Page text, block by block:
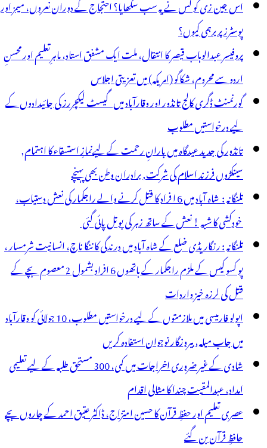
اس جین زی کو کس نے یہ سب سکھایا؟ احتجاج کے دوران نعروں، میمز اور
پوسٹرز پر برہمی کیوں؟
پروفیسر عبدالوہاب قیصر کا انتقال، ملت ایک مشفق استاد، ماہرِتعلیم اور محسنِ
اردو سے محروم، شکاگو (امریکہ) میں تعزیتی اجلاس
گورنمنٹ ڈگری کالج تانڈور اور وقارآباد میں گیسٹ لیکچررز کی جائیدادوں کے
لیے درخواستیں مطلوب
تانڈور کی جدید عیدگاہ میں بارانِ رحمت کے لیےنمازِ استسقاء کا اہتمام,
سینکڑوں فرزند اسلام کی شرکت, برادران وطن بھی پہنچے
تلنگانہ : شاہ آباد میں 6 ا فراد کا قتل کرنے والے راجکمار کی نعش دستیاب،
خودکشی کا شبہ ! نعش کے ساتھ زہر کی بوتل پائی گئی
تلنگانہ : رنگاریڈی ضلع کے شاہ آباد میں درندگی کا ننگا ناچ، انسانیت شرمسار ،
پو کسو کیس کے ملزم راجکمار کے ہاتھوں 6 افراد بشمول 2 معصوم بچے کے
قتل کی لرزہ خیز واردات
اپولو فارمیسی میں ملازمتوں کے لیے درخواستیں مطلوب، 10 جولائی کو وقارآباد
میں جاب میلہ، بیروزگار نوجوان استفادہ کریں
شادی کے غیر ضروری اخراجات میں کمی، 300 مستحق طلبہ کے لیے تعلیمی
امداد، عبدالمقیت چندا کا مثالی اقدام
عصری تعلیم اور حفظِ قرآن کا حسین امتزاج، ڈاکٹر عتیق احمد کے چاروں بچے
حافظِ قرآن بن گئے